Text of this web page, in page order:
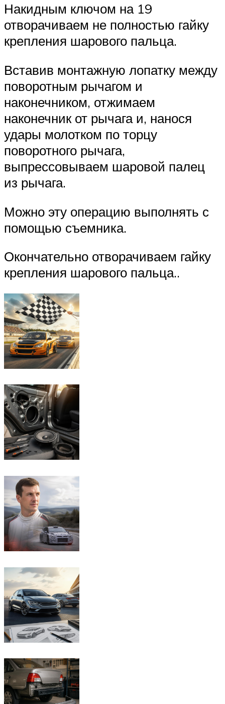
Накидным ключом на 19
отворачиваем не полностью гайку
крепления шарового пальца.
Вставив монтажную лопатку между
поворотным рычагом и
наконечником, отжимаем
наконечник от рычага и, нанося
удары молотком по торцу
поворотного рычага,
выпрессовываем шаровой палец
из рычага.
Можно эту операцию выполнять с
помощью съемника.
Окончательно отворачиваем гайку
крепления шарового пальца..